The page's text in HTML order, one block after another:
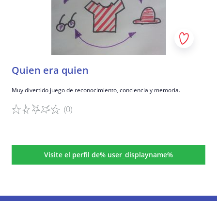
Quien era quien
Muy divertido juego de reconocimiento, conciencia y memoria.
(0)
Visite el perfil de% user_displayname%